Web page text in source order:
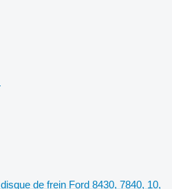
disque de frein Ford 8430, 7840, 10,